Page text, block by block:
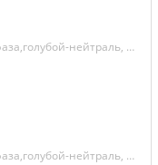
Цвет подсоединяемых проводов: чёрный-фаза,голубой-нейтраль, желто-зелёный-земля
Цвет подсоединяемых проводов: чёрный-фаза,голубой-нейтраль, желто-зелёный-земля